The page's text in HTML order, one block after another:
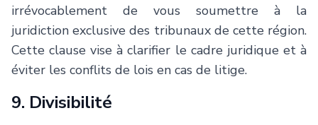
irrévocablement de vous soumettre à la
juridiction exclusive des tribunaux de cette région.
Cette clause vise à clarifier le cadre juridique et à
éviter les conflits de lois en cas de litige.
9. Divisibilité